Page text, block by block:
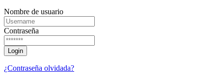
Nombre de usuario
Contraseña
¿Contraseña olvidada?